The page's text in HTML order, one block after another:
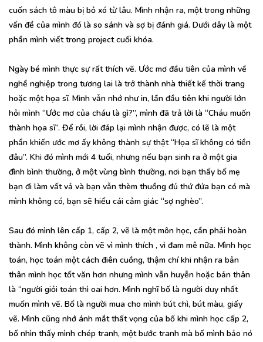
cuốn sách tô màu bị bỏ xó từ lâu. Mình nhận ra, một trong những
vấn đề của mình đó là so sánh và sợ bị đánh giá. Dưới dây là một
phần mình viết trong project cuối khóa.
Ngày bé mình thực sự rất thích vẽ. Ước mơ đầu tiên của mình về
nghề nghiệp trong tương lai là trở thành nhà thiết kế thời trang
hoặc một họa sĩ. Mình vẫn nhớ như in, lần đầu tiên khi người lớn
hỏi mình “Ước mơ của cháu là gì?”, mình đã trả lời là “Cháu muốn
thành họa sĩ”. Để rồi, lời đáp lại mình nhận được, có lẽ là một
phần khiến ước mơ ấy không thành sự thật “Họa sĩ không có tiền
đâu”. Khi đó mình mới 4 tuổi, nhưng nếu bạn sinh ra ở một gia
đình bình thường, ở một vùng bình thường, nơi bạn thấy bố mẹ
bạn đi làm vất vả và bạn vẫn thèm thuồng đủ thứ đứa bạn có mà
mình không có, bạn sẽ hiểu cái cảm giác “sợ nghèo”.
Sau đó mình lên cấp 1, cấp 2, vẽ là một môn học, cần phải hoàn
thành. Mình không còn vẽ vì mình thích , vì đam mê nữa. Mình học
toán, học toán một cách điên cuồng, thậm chí khi nhận ra bản
thân mình học tốt văn hơn nhưng mình vẫn huyễn hoặc bản thân
là “người giỏi toán thì oai hơn. Mình nghĩ bố là người duy nhất
muốn mình vẽ. Bố là người mua cho mình bút chì, bút màu, giấy
vẽ. Mình cũng nhớ ánh mắt thất vọng của bố khi mình học cấp 2,
bố nhìn thấy mình chép tranh, một bước tranh mà bố mình bảo nó